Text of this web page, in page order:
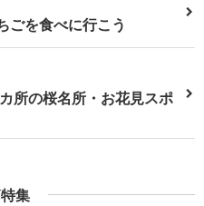
ごを食べに行こう
所の桜名所・お花見スポ
集